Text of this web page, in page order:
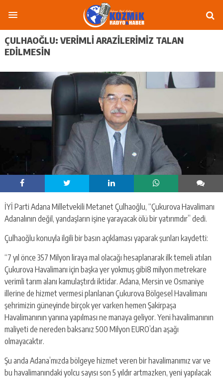
ÇULHAOĞLU: VERİMLİ ARAZİLERİMİZ TALAN
EDİLMESİN
İYİ Parti Adana Milletvekili Metanet Çulhaoğlu, “Çukurova Havalimanı
Adanalının değil, yandaşların işine yarayacak ölü bir yatırımdır” dedi.
Çulhaoğlu konuyla ilgili bir basın açıklaması yaparak şunları kaydetti:
“7 yıl önce 357 Milyon liraya mal olacağı hesaplanarak ilk temeli atılan
Çukurova Havalimanı için başka yer yokmuş gibi8 milyon metrekare
verimli tarım alanı kamulaştırdı iktidar. Adana, Mersin ve Osmaniye
illerine de hizmet vermesi planlanan Çukurova Bölgesel Havalimanı
şehrimizin güneyinde birçok yer varken hemen Şakirpaşa
Havalimanının yanına yapılması ne manaya geliyor. Yeni havalimanının
maliyeti de nereden baksanız 500 Milyon EURO’dan aşağı
olmayacaktır.
Şu anda Adana’mızda bölgeye hizmet veren bir havalimanımız var ve
bu havalimanındaki yolcu sayısı son 5 yıldır artmazken, yeni yapılacak